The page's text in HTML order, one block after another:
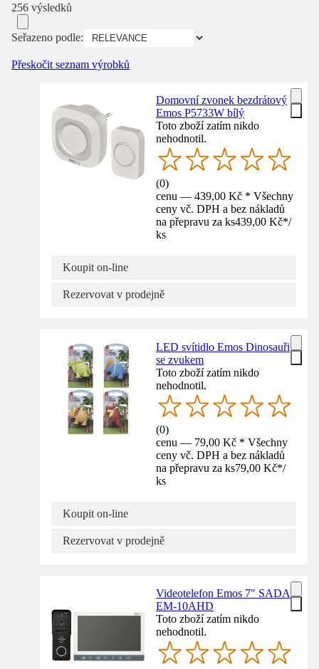
256 výsledků
Seřazeno podle:
Přeskočit seznam výrobků
Domovní zvonek bezdrátový
Emos P5733W bílý
Toto zboží zatím nikdo
nehodnotil.
(0)
cenu — 439,00 Kč * Všechny
ceny vč. DPH a bez nákladů
na přepravu za ks439,00 Kč*/
ks
Koupit on-line
Rezervovat v prodejně
LED svítidlo Emos Dinosauři
se zvukem
Toto zboží zatím nikdo
nehodnotil.
(0)
cenu — 79,00 Kč * Všechny
ceny vč. DPH a bez nákladů
na přepravu za ks79,00 Kč*/
ks
Koupit on-line
Rezervovat v prodejně
Videotelefon Emos 7" SADA
EM-10AHD
Toto zboží zatím nikdo
nehodnotil.